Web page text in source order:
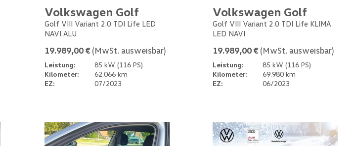
Volkswagen Golf
Golf VIII Variant 2.0 TDI Life LED
NAVI ALU
19.989,00 € (MwSt. ausweisbar)
Leistung:
85 kW (116 PS)
Kilometer:
62.066 km
EZ:
07/2023
Volkswagen Golf
Golf VIII Variant 2.0 TDI Life KLIMA
LED NAVI
19.989,00 € (MwSt. ausweisbar)
Leistung:
85 kW (116 PS)
Kilometer:
69.980 km
EZ:
06/2023